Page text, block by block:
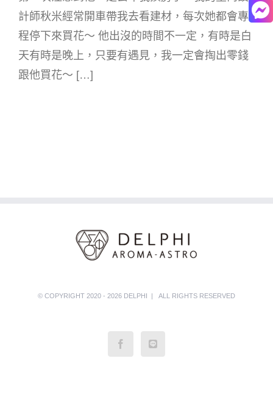
計師秋米經常開車帶我去看建材，每次她都會專
程停下來買花～ 他出沒的時間不一定，有時是白
天有時是晚上，只要有遇見，我一定會掏出零錢
跟他買花～ […]
© COPYRIGHT 2020 - 2026 DELPHI | ALL RIGHTS RESERVED